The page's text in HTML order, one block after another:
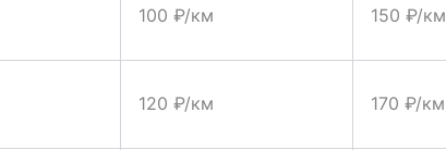
100 ₽/км 150 ₽/км
120 ₽/км 170 ₽/км